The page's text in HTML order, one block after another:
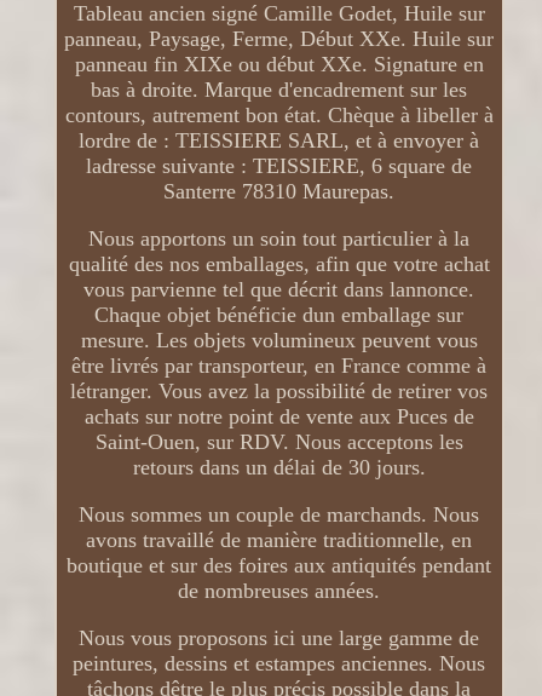
Tableau ancien signé Camille Godet, Huile sur
panneau, Paysage, Ferme, Début XXe. Huile sur
panneau fin XIXe ou début XXe. Signature en
bas à droite. Marque d'encadrement sur les
contours, autrement bon état. Chèque à libeller à
lordre de : TEISSIERE SARL, et à envoyer à
ladresse suivante : TEISSIERE, 6 square de
Santerre 78310 Maurepas.
Nous apportons un soin tout particulier à la
qualité des nos emballages, afin que votre achat
vous parvienne tel que décrit dans lannonce.
Chaque objet bénéficie dun emballage sur
mesure. Les objets volumineux peuvent vous
être livrés par transporteur, en France comme à
létranger. Vous avez la possibilité de retirer vos
achats sur notre point de vente aux Puces de
Saint-Ouen, sur RDV. Nous acceptons les
retours dans un délai de 30 jours.
Nous sommes un couple de marchands. Nous
avons travaillé de manière traditionnelle, en
boutique et sur des foires aux antiquités pendant
de nombreuses années.
Nous vous proposons ici une large gamme de
peintures, dessins et estampes anciennes. Nous
tâchons dêtre le plus précis possible dans la